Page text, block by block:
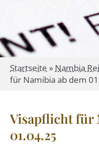
Startseite » Nambia
für Namibia ab dem
Visapflicht für
01.04.25